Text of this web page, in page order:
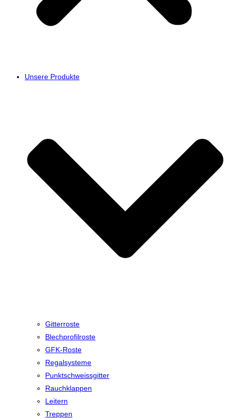
Unsere Produkte
Gitterroste
Blechprofilroste
GFK-Roste
Regalsysteme
Punktschweissgitter
Rauchklappen
Leitern
Treppen